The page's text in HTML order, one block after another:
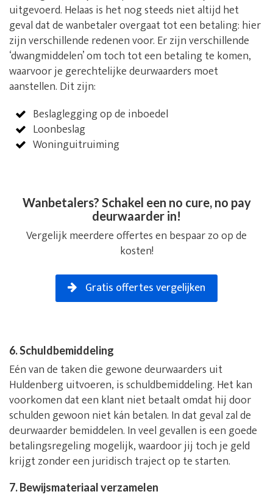
uitgevoerd. Helaas is het nog steeds niet altijd het
geval dat de wanbetaler overgaat tot een betaling: hier
zijn verschillende redenen voor. Er zijn verschillende
‘dwangmiddelen’ om toch tot een betaling te komen,
waarvoor je gerechtelijke deurwaarders moet
aanstellen. Dit zijn:
Beslaglegging op de inboedel
Loonbeslag
Woninguitruiming
Wanbetalers? Schakel een no cure, no pay
deurwaarder in!
Vergelijk meerdere offertes en bespaar zo op de
kosten!
Gratis offertes vergelijken
6. Schuldbemiddeling
Eén van de taken die gewone deurwaarders uit
Huldenberg uitvoeren, is schuldbemiddeling. Het kan
voorkomen dat een klant niet betaalt omdat hij door
schulden gewoon niet kán betalen. In dat geval zal de
deurwaarder bemiddelen. In veel gevallen is een goede
betalingsregeling mogelijk, waardoor jij toch je geld
krijgt zonder een juridisch traject op te starten.
7. Bewijsmateriaal verzamelen